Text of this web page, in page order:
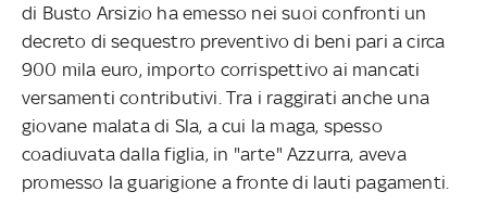
di Busto Arsizio ha emesso nei suoi confronti un
decreto di sequestro preventivo di beni pari a circa
900 mila euro, importo corrispettivo ai mancati
versamenti contributivi. Tra i raggirati anche una
giovane malata di Sla, a cui la maga, spesso
coadiuvata dalla figlia, in "arte" Azzurra, aveva
promesso la guarigione a fronte di lauti pagamenti.